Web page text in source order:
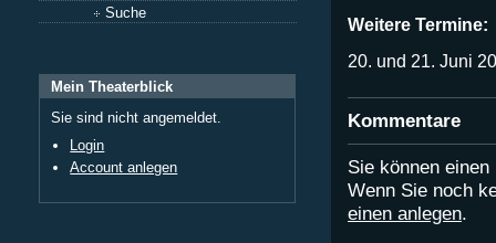
Suche
Mein Theaterblick
Sie sind nicht angemeldet.
Login
Account anlegen
Weitere Termine:
20. und 21. Juni
Kommentare
Sie können
Wenn Sie noch
einen anlegen.